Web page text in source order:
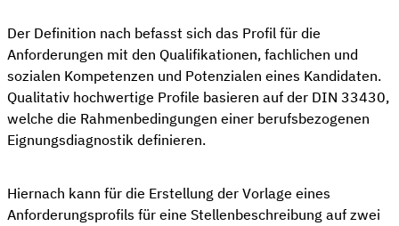
Der Definition nach befasst sich das Profil für die
Anforderungen mit den Qualifikationen, fachlichen und
sozialen Kompetenzen und Potenzialen eines Kandidaten.
Qualitativ hochwertige Profile basieren auf der DIN 33430,
welche die Rahmenbedingungen einer berufsbezogenen
Eignungsdiagnostik definieren.
Hiernach kann für die Erstellung der Vorlage eines
Anforderungsprofils für eine Stellenbeschreibung auf zwei